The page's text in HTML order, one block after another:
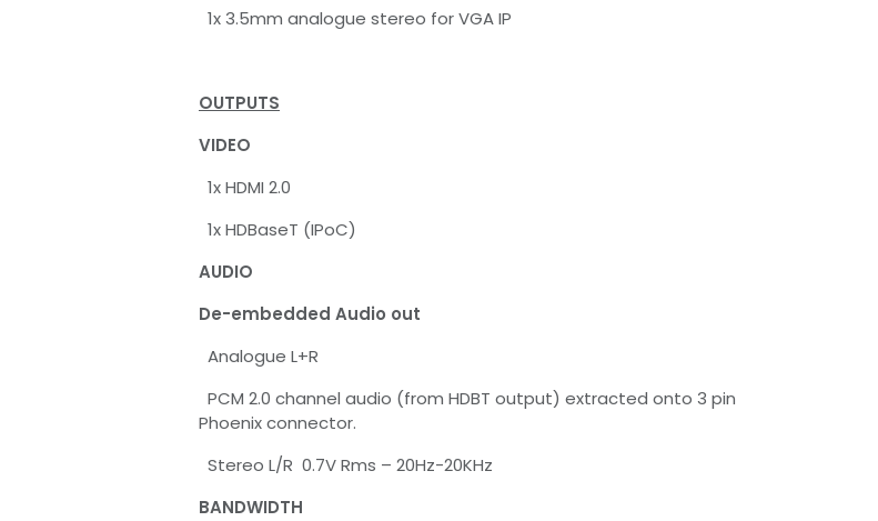
1x 3.5mm analogue stereo for VGA IP
OUTPUTS
VIDEO
1x HDMI 2.0
1x HDBaseT (IPoC)
AUDIO
De-embedded Audio out
Analogue L+R
PCM 2.0 channel audio (from HDBT output) extracted onto 3 pin
Phoenix connector.
Stereo L/R 0.7V Rms – 20Hz-20KHz
BANDWIDTH